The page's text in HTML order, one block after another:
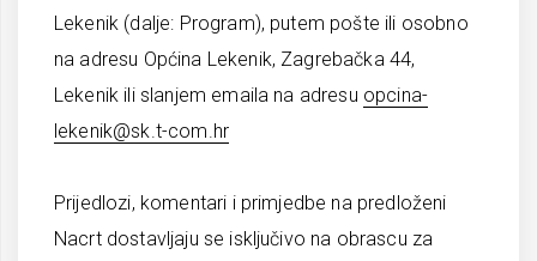
Lekenik (dalje: Program), putem pošte ili osobno
na adresu Općina Lekenik, Zagrebačka 44,
Lekenik ili slanjem emaila na adresu opcina-
lekenik@sk.t-com.hr
Prijedlozi, komentari i primjedbe na predloženi
Nacrt dostavljaju se isključivo na obrascu za